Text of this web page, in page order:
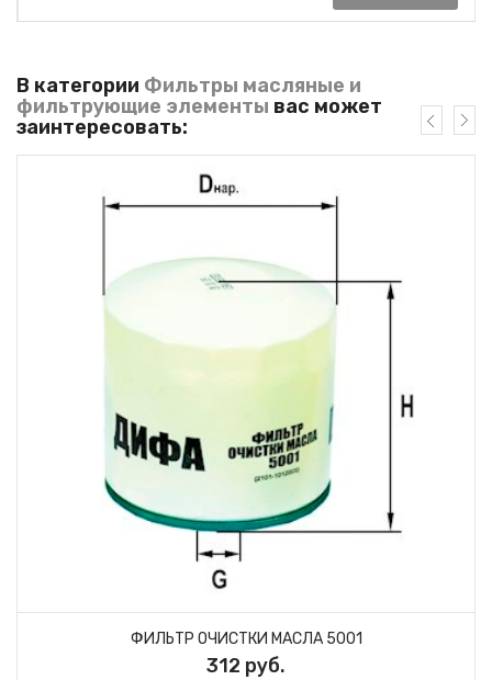
В категории Фильтры масляные и
фильтрующие элементы вас может
заинтересовать:
ФИЛЬТР ОЧИСТКИ МАСЛА 5001
312 руб.